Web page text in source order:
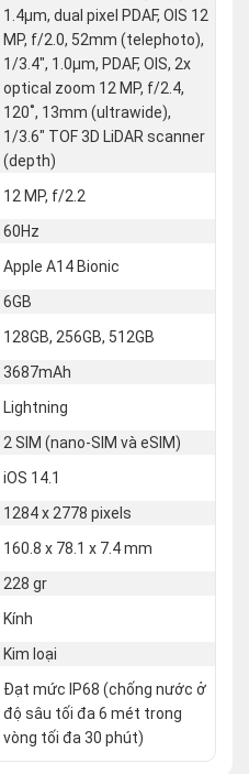
1.4µm, dual pixel PDAF, OIS 12
MP, f/2.0, 52mm (telephoto),
1/3.4", 1.0µm, PDAF, OIS, 2x
optical zoom 12 MP, f/2.4,
120˚, 13mm (ultrawide),
1/3.6" TOF 3D LiDAR scanner
(depth)
12 MP, f/2.2
60Hz
Apple A14 Bionic
6GB
128GB, 256GB, 512GB
3687mAh
Lightning
2 SIM (nano‑SIM và eSIM)
iOS 14.1
1284 x 2778 pixels
160.8 x 78.1 x 7.4 mm
228 gr
Kính
Kim loại
Đạt mức IP68 (chống nước ở
độ sâu tối đa 6 mét trong
vòng tối đa 30 phút)